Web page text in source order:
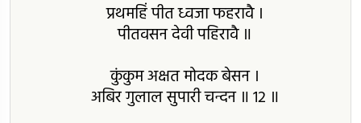
प्रथमहिं पीत ध्वजा फहरावै ।
पीतवसन देवी पहिरावै ॥
कुंकुम अक्षत मोदक बेसन ।
अबिर गुलाल सुपारी चन्दन ॥ 12 ॥